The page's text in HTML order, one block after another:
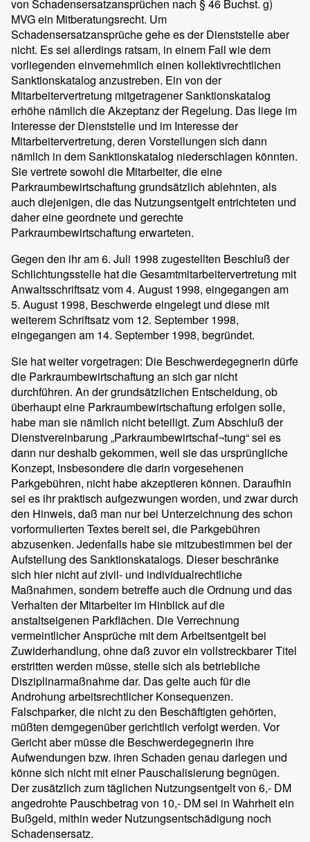
von Schadensersatzansprüchen nach § 46 Buchst. g)
MVG ein Mitberatungsrecht. Um
Schadensersatzansprüche gehe es der Dienststelle aber
nicht. Es sei allerdings ratsam, in einem Fall wie dem
vorliegenden einvernehmlich einen kollektivrechtlichen
Sanktionskatalog anzustreben. Ein von der
Mitarbeitervertretung mitgetragener Sanktionskatalog
erhöhe nämlich die Akzeptanz der Regelung. Das liege im
Interesse der Dienststelle und im Interesse der
Mitarbeitervertretung, deren Vorstellungen sich dann
nämlich in dem Sanktionskatalog niederschlagen könnten.
Sie vertrete sowohl die Mitarbeiter, die eine
Parkraumbewirtschaftung grundsätzlich ablehnten, als
auch diejenigen, die das Nutzungsentgelt entrichteten und
daher eine geordnete und gerechte
Parkraumbewirtschaftung erwarteten.
Gegen den ihr am 6. Juli 1998 zugestellten Beschluß der
Schlichtungsstelle hat die Gesamtmitarbeitervertretung mit
Anwaltsschriftsatz vom 4. August 1998, eingegangen am
5. August 1998, Beschwerde eingelegt und diese mit
weiterem Schriftsatz vom 12. September 1998,
eingegangen am 14. September 1998, begründet.
Sie hat weiter vorgetragen: Die Beschwerdegegnerin dürfe
die Parkraumbewirtschaftung an sich gar nicht
durchführen. An der grundsätzlichen Entscheidung, ob
überhaupt eine Parkraumbewirtschaftung erfolgen solle,
habe man sie nämlich nicht beteiligt. Zum Abschluß der
Dienstvereinbarung „Parkraumbewirtschaf¬tung“ sei es
dann nur deshalb gekommen, weil sie das ursprüngliche
Konzept, insbesondere die darin vorgesehenen
Parkgebühren, nicht habe akzeptieren können. Daraufhin
sei es ihr praktisch aufgezwungen worden, und zwar durch
den Hinweis, daß man nur bei Unterzeichnung des schon
vorformulierten Textes bereit sei, die Parkgebühren
abzusenken. Jedenfalls habe sie mitzubestimmen bei der
Aufstellung des Sanktionskatalogs. Dieser beschränke
sich hier nicht auf zivil- und individualrechtliche
Maßnahmen, sondern betreffe auch die Ordnung und das
Verhalten der Mitarbeiter im Hinblick auf die
anstaltseigenen Parkflächen. Die Verrechnung
vermeintlicher Ansprüche mit dem Arbeitsentgelt bei
Zuwiderhandlung, ohne daß zuvor ein vollstreckbarer Titel
erstritten werden müsse, stelle sich als betriebliche
Disziplinarmaßnahme dar. Das gelte auch für die
Androhung arbeitsrechtlicher Konsequenzen.
Falschparker, die nicht zu den Beschäftigten gehörten,
müßten demgegenüber gerichtlich verfolgt werden. Vor
Gericht aber müsse die Beschwerdegegnerin ihre
Aufwendungen bzw. ihren Schaden genau darlegen und
könne sich nicht mit einer Pauschalisierung begnügen.
Der zusätzlich zum täglichen Nutzungsentgelt von 6,- DM
angedrohte Pauschbetrag von 10,- DM sei in Wahrheit ein
Bußgeld, mithin weder Nutzungsentschädigung noch
Schadensersatz.